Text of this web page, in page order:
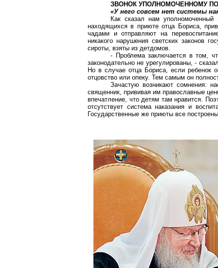
ЗВОНОК УПОЛНОМОЧЕННОМУ
«У него совсем нет системы
Как сказал нам
находящихся в приюте отца Бориса,
чадами и отправляют на
никакого нарушения светских законов
сироты, взяты из детдомов.
- Проблема заключается в том,
законодательно не урегулированы, -
Но в случае отца Бориса, если ребенок
отцовство или опеку. Тем самым он
Зачастую возникают сомнения:
священник, прививая им православные
впечатление, что детям там нравится.
отсутствует система наказания и
Государственные же приюты все